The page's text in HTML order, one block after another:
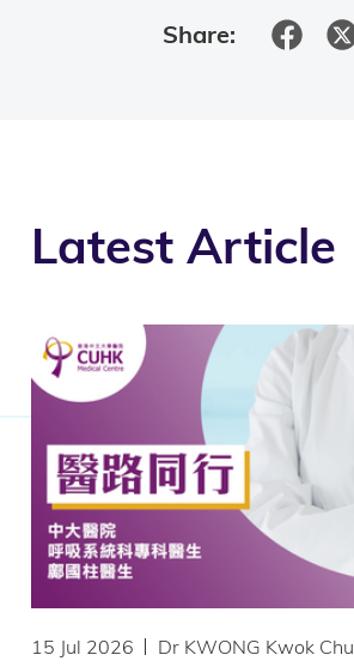
Share:
Latest Article
15 Jul 2026 Dr KWONG Kwok Chu